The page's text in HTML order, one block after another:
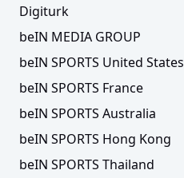
Digiturk
beIN MEDIA GROUP
beIN SPORTS United States
beIN SPORTS France
beIN SPORTS Australia
beIN SPORTS Hong Kong
beIN SPORTS Thailand